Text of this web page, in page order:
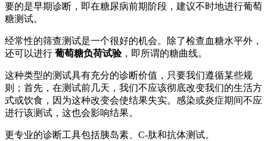
要的是早期诊断，即在糖尿病前期阶段，建议不时地进行葡萄
糖测试。
经常性的筛查测试是一个很好的机会。除了检查血糖水平外，
还可以进行 葡萄糖负荷试验，即所谓的糖曲线。
这种类型的测试具有充分的诊断价值，只要我们遵循某些规
则；首先，在测试前几天，我们不应该彻底改变我们的生活方
式或饮食，因为这种改变会使结果失实。感染或炎症期间不应
进行该测试，这也会影响结果。
更专业的诊断工具包括胰岛素、C-肽和抗体测试。